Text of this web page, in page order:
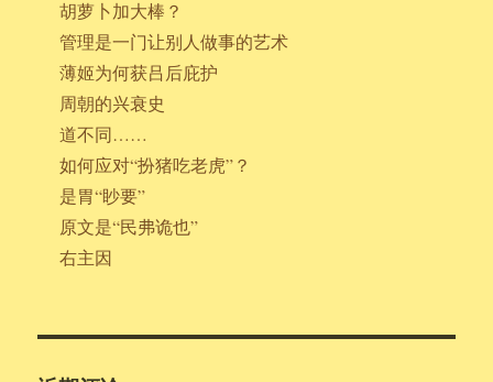
胡萝卜加大棒？
管理是一门让别人做事的艺术
薄姬为何获吕后庇护
周朝的兴衰史
道不同……
如何应对“扮猪吃老虎”？
是胃“眇要”
原文是“民弗诡也”
右主因